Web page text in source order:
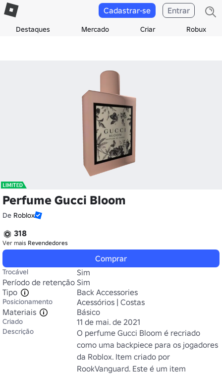
Destaques Mercado Criar Robux
Cadastrar-se Entrar
Perfume Gucci Bloom
De Roblox
318
Ver mais Revendedores
Comprar
Trocável
Sim
Período de retenção Sim
Tipo
Back Accessories
Posicionamento
Acessórios | Costas
Materiais
Básico
Criado 11 de mai. de 2021
Descrição
O perfume Gucci Bloom é recriado
como uma backpiece para os jogadores
da Roblox. Item criado por
RookVanguard. Este é um item